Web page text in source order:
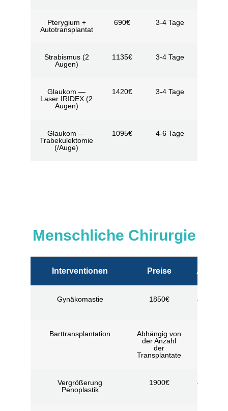
Pterygium +
Autotransplantat
690€ 3-4 Tage
Strabismus (2
Augen)
1135€ 3-4 Tage
Glaukom —
Laser IRIDEX (2
Augen)
1420€ 3-4 Tage
Glaukom —
Trabekulektomie
(/Auge)
1095€ 4-6 Tage
Menschliche Chirurgie
Interventionen Preise
Gynäkomastie 1850€
4 Nächte
Barttransplantation
Abhängig von
der Anzahl
der
Transplantate
Vergrößerung
Penoplastik
1900€
4 Nächte